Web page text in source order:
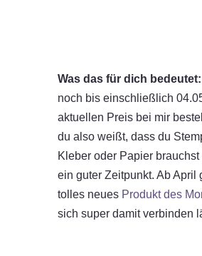
Was das für dich bedeutet:
noch bis einschließlich
aktuellen Preis bei mir
du also weißt, dass du
Kleber oder Papier brauchst
ein guter Zeitpunkt. Ab April
tolles neues Produkt des
sich super damit verbinden